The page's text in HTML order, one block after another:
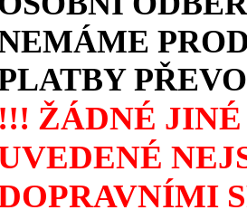
!!! ŽÁDNÉ JINÉ